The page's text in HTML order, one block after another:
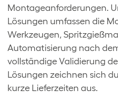
Montageanforderungen.
Lösungen umfassen die
Werkzeugen,
Automatisierung nach
vollständige Validierung
Lösungen zeichnen sich
kurze Lieferzeiten aus.